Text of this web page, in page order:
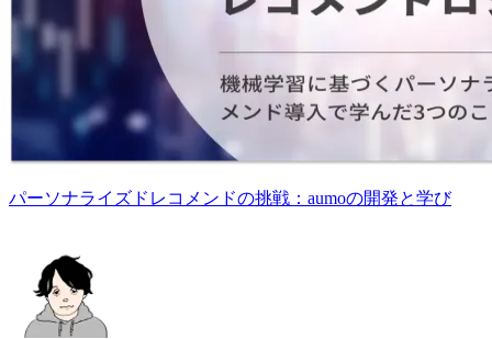
パーソナライズドレコメンドの挑戦：aumoの開発と学び